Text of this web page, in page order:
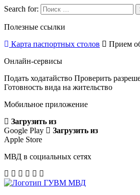
Search for:
Полезные ссылки
Карта паспортных столов
Прием
Онлайн-сервисы
Подать ходатайство Проверить
Готовность вида на жительство
Мобильное приложение
Загрузить из
Google Play
Загрузить из
Apple Store
МВД в социальных сетях